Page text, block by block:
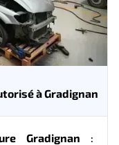
à Gradignan
Gradignan :